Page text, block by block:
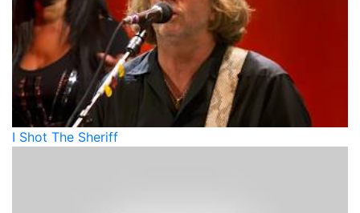
I Shot The Sheriff